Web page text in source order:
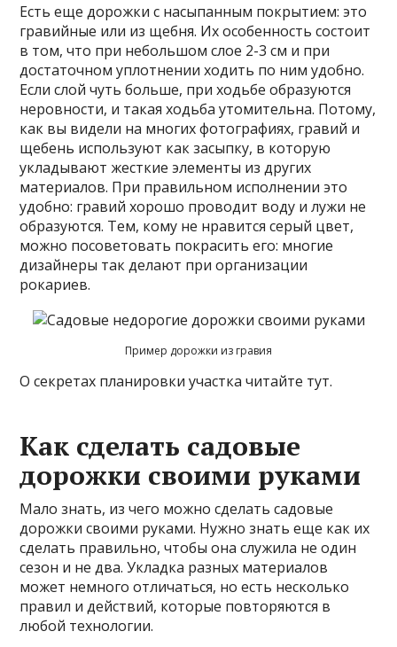
Есть еще дорожки с насыпанным покрытием: это
гравийные или из щебня. Их особенность состоит
в том, что при небольшом слое 2-3 см и при
достаточном уплотнении ходить по ним удобно.
Если слой чуть больше, при ходьбе образуются
неровности, и такая ходьба утомительна. Потому,
как вы видели на многих фотографиях, гравий и
щебень используют как засыпку, в которую
укладывают жесткие элементы из других
материалов. При правильном исполнении это
удобно: гравий хорошо проводит воду и лужи не
образуются. Тем, кому не нравится серый цвет,
можно посоветовать покрасить его: многие
дизайнеры так делают при организации
рокариев.
Пример дорожки из гравия
О секретах планировки участка читайте тут.
Как сделать садовые
дорожки своими руками
Мало знать, из чего можно сделать садовые
дорожки своими руками. Нужно знать еще как их
сделать правильно, чтобы она служила не один
сезон и не два. Укладка разных материалов
может немного отличаться, но есть несколько
правил и действий, которые повторяются в
любой технологии.